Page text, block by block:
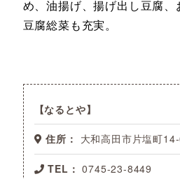
め、油揚げ、揚げ出し豆腐
豆腐総菜も充実。
なるとや
住所： 大和高田市片塩町
TEL： 0745-23-8449